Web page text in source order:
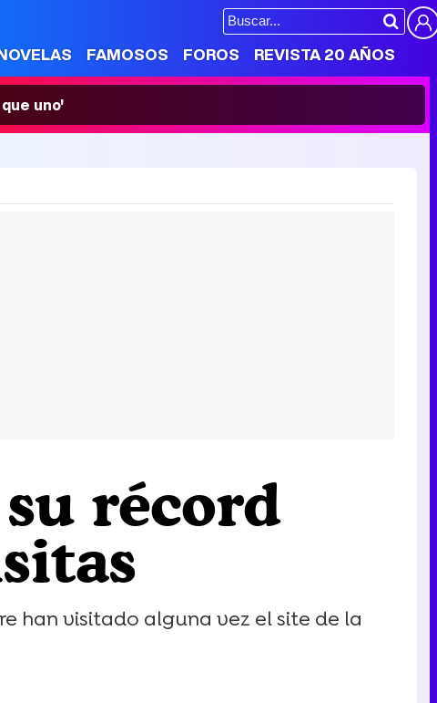
FAMOSOS FOROS REVISTA 20 AÑOS
uno'
récord
han visitado alguna vez el site de la